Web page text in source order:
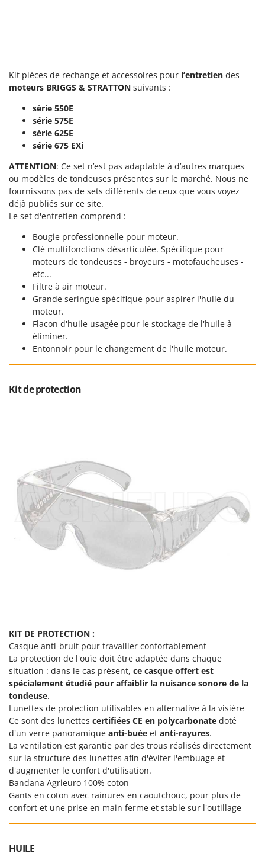
Worx
Yard Force
Zanon
Zephir
ZGrills
Zodiac
Zomax
Kit pièces de rechange et accessoires pour l’entretien des
moteurs BRIGGS & STRATTON suivants :
série 550E
série 575E
série 625E
série 675 EXi
ATTENTION: Ce set n’est pas adaptable à d’autres marques
ou modèles de tondeuses présentes sur le marché. Nous ne
fournissons pas de sets différents de ceux que vous voyez
déjà publiés sur ce site.
Le set d'entretien comprend :
Bougie professionnelle pour moteur.
Clé multifonctions désarticulée. Spécifique pour
moteurs de tondeuses - broyeurs - motofaucheuses -
etc...
Filtre à air moteur.
Grande seringue spécifique pour aspirer l'huile du
moteur.
Flacon d'huile usagée pour le stockage de l'huile à
éliminer.
Entonnoir pour le changement de l'huile moteur.
Kit de protection
KIT DE PROTECTION :
Casque anti-bruit pour travailler confortablement
La protection de l'ouïe doit être adaptée dans chaque
situation : dans le cas présent, ce casque offert est
spécialement étudié pour affaiblir la nuisance sonore de la
tondeuse.
Lunettes de protection utilisables en alternative à la visière
Ce sont des lunettes certifiées CE en polycarbonate doté
d'un verre panoramique anti-buée et anti-rayures.
La ventilation est garantie par des trous réalisés directement
sur la structure des lunettes afin d'éviter l'embuage et
d'augmenter le confort d'utilisation.
Bandana Agrieuro 100% coton
Gants en coton avec rainures en caoutchouc, pour plus de
confort et une prise en main ferme et stable sur l'outillage
HUILE